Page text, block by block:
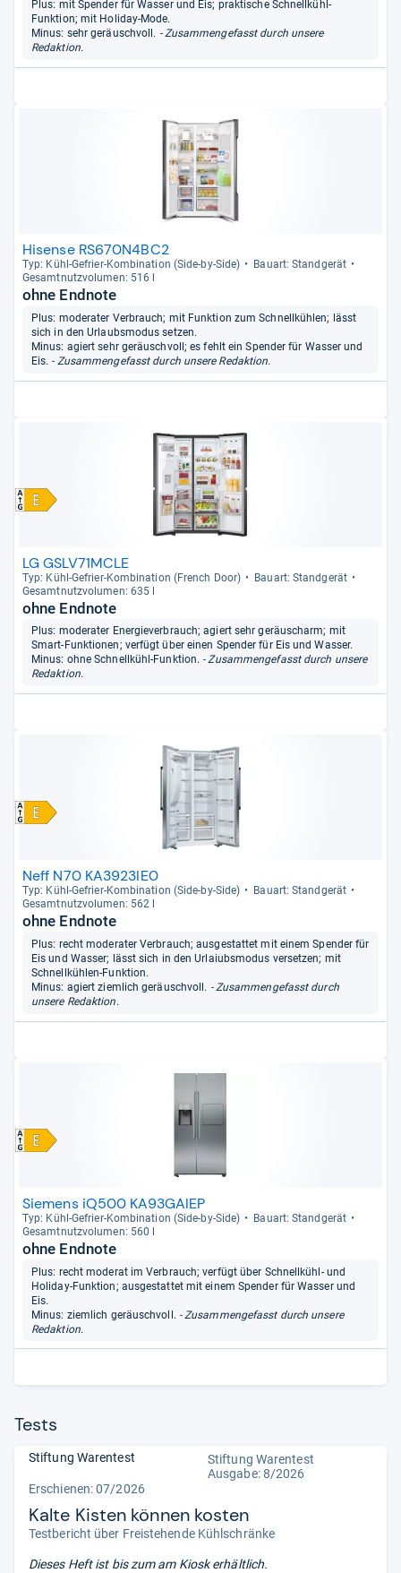
Plus: mit Spender für Wasser und Eis; praktische Schnellkühl-
Funktion; mit Holiday-Mode.
Minus: sehr geräuschvoll. - Zusammengefasst durch unsere
Redaktion.
Hisense RS670N4BC2
Typ: Kühl-​Gefrier-​Kom­bi­na­tion (Side-​by-​Side)
Bau­art: Stand­ge­rät
Gesamt­nutz­vo­lu­men: 516 l
ohne Endnote
Plus: moderater Verbrauch; mit Funktion zum Schnellkühlen; lässt
sich in den Urlaubsmodus setzen.
Minus: agiert sehr geräuschvoll; es fehlt ein Spender für Wasser und
Eis. - Zusammengefasst durch unsere Redaktion.
LG GSLV71MCLE
Typ: Kühl-​Gefrier-​Kom­bi­na­tion (French Door)
Bau­art: Stand­ge­rät
Gesamt­nutz­vo­lu­men: 635 l
ohne Endnote
Plus: moderater Energieverbrauch; agiert sehr geräuscharm; mit
Smart-Funktionen; verfügt über einen Spender für Eis und Wasser.
Minus: ohne Schnellkühl-Funktion. - Zusammengefasst durch unsere
Redaktion.
Neff N70 KA3923IE0
Typ: Kühl-​Gefrier-​Kom­bi­na­tion (Side-​by-​Side)
Bau­art: Stand­ge­rät
Gesamt­nutz­vo­lu­men: 562 l
ohne Endnote
Plus: recht moderater Verbrauch; ausgestattet mit einem Spender für
Eis und Wasser; lässt sich in den Urlaiubsmodus versetzen; mit
Schnellkühlen-Funktion.
Minus: agiert ziemlich geräuschvoll. - Zusammengefasst durch
unsere Redaktion.
Siemens iQ500 KA93GAIEP
Typ: Kühl-​Gefrier-​Kom­bi­na­tion (Side-​by-​Side)
Bau­art: Stand­ge­rät
Gesamt­nutz­vo­lu­men: 560 l
ohne Endnote
Plus: recht moderat im Verbrauch; verfügt über Schnellkühl- und
Holiday-Funktion; ausgestattet mit einem Spender für Wasser und
Eis.
Minus: ziemlich geräuschvoll. - Zusammengefasst durch unsere
Redaktion.
Tests
Stiftung Warentest
Stiftung Warentest
Ausgabe: 8/2026
Erschienen:07/2026
Kalte Kisten können kosten
Testbericht über Freistehende Kühlschränke
Dieses Heft ist bis zumam Kiosk erhältlich.